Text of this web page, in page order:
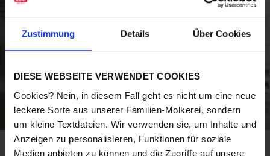
Zustimmung Details Über Cookies
DIESE WEBSEITE VERWENDET COOKIES
Cookies? Nein, in diesem Fall geht es nicht um eine neue
leckere Sorte aus unserer Familien-Molkerei, sondern
um kleine Textdateien. Wir verwenden sie, um Inhalte und
Anzeigen zu personalisieren, Funktionen für soziale
Medien anbieten zu können und die Zugriffe auf unsere